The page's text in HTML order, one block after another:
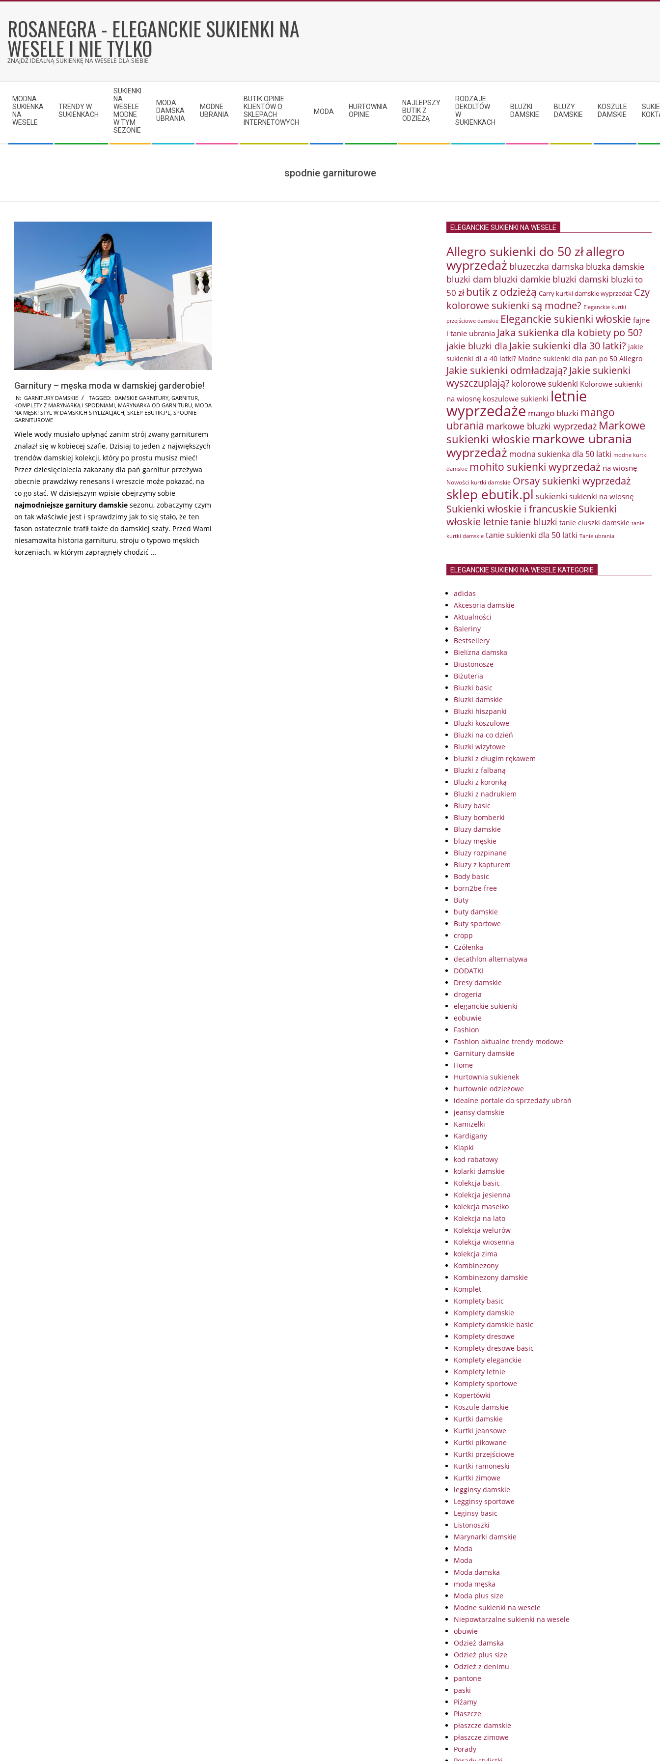
contentROSANEGRA - ELEGANCKIE SUKIENKI NA
WESELE I NIE TYLKO
ZNAJDŹ IDEALNĄ SUKIENKĘ NA WESELE DLA SIEBIE
Navigation
Menu
MODNA
SUKIENKA
NA
WESELE
TRENDY W
SUKIENKACH
SUKIENKI
NA
WESELE
MODNE
W TYM
SEZONIE
MODA
DAMSKA
UBRANIA
MODNE
UBRANIA
BUTIK OPINIE
KLIENTÓW O
SKLEPACH
INTERNETOWYCH
MODA
HURTOWNIA
OPINIE
NAJLEPSZY
BUTIK Z
ODZIEŻĄ
RODZAJE
DEKOLTÓW
W
SUKIENKACH
BLUZKI
DAMSKIE
BLUZY
DAMSKIE
KOSZULE
DAMSKIE
spodnie garniturowe
Garnitury – męska moda w damskiej garderobie!
2026-
05-
18
IN: GARNITURY DAMSKIE TAGGED: DAMSKIE GARNITURY, GARNITUR,
KOMPLETY Z MARYNARKĄ I SPODNIAMI, MARYNARKA OD GARNITURU, MODA
NA MĘSKI STYL W DAMSKICH STYLIZACJACH, SKLEP EBUTIK.PL, SPODNIE
GARNITUROWE
Wiele wody musiało upłynąć zanim strój zwany garniturem
znalazł się w kobiecej szafie. Dzisiaj to jeden z największych
trendów damskiej kolekcji, który po prostu musisz mieć!
Przez dziesięciolecia zakazany dla pań garnitur przeżywa
obecnie prawdziwy renesans i wreszcie może pokazać, na
co go stać. W dzisiejszym wpisie obejrzymy sobie
najmodniejsze garnitury damskie sezonu, zobaczymy czym
on tak właściwie jest i sprawdzimy jak to się stało, że ten
fason ostatecznie trafił także do damskiej szafy. Przed Wami
niesamowita historia garnituru, stroju o typowo męskich
korzeniach, w którym zapragnęły chodzić …
ELEGANCKIE SUKIENKI NA WESELE
Allegro sukienki do 50 złallegro
wyprzedaż bluzeczka damska bluzka damskie
bluzki dam bluzki damkie bluzki damski bluzki to
50 zł butik z odzieżą Carry kurtki damskie wyprzedaż Czy
kolorowe sukienki są modne? Eleganckie kurtki
przejściowe damskie Eleganckie sukienki włoskie fajne
i tanie ubrania Jaka sukienka dla kobiety po 50?
jakie bluzki dla Jakie sukienki dla 30 latki? jakie
sukienki dl a 40 latki? Modne sukienki dla pań po 50 Allegro
Jakie sukienki odmładzają? Jakie sukienki
wyszczuplają? kolorowe sukienki Kolorowe sukienki
na wiosnę koszulowe sukienki letnie
wyprzedaże mango bluzki mango
ubrania markowe bluzki wyprzedaż Markowe
sukienki włoskie markowe ubrania
wyprzedaż modna sukienka dla 50 latki modne kurtki
damskie mohito sukienki wyprzedaż na wiosnę
Nowości kurtki damskie Orsay sukienki wyprzedaż
sklep ebutik.pl sukienki sukienki na wiosnę
Sukienki włoskie i francuskieSukienki
włoskie letnietanie bluzki tanie ciuszki damskie tanie
kurtki damskie tanie sukienki dla 50 latki Tanie ubrania
ELEGANCKIE SUKIENKI NA WESELE KATEGORIE
adidas
Akcesoria damskie
Aktualności
Baleriny
Bestsellery
Bielizna damska
Biustonosze
Biżuteria
Bluzki basic
Bluzki damskie
Bluzki hiszpanki
Bluzki koszulowe
Bluzki na co dzień
Bluzki wizytowe
bluzki z długim rękawem
Bluzki z falbaną
Bluzki z koronką
Bluzki z nadrukiem
Bluzy basic
Bluzy bomberki
Bluzy damskie
bluzy męskie
Bluzy rozpinane
Bluzy z kapturem
Body basic
born2be free
Buty
buty damskie
Buty sportowe
cropp
Czółenka
decathlon alternatywa
DODATKI
Dresy damskie
drogeria
eleganckie sukienki
eobuwie
Fashion
Fashion aktualne trendy modowe
Garnitury damskie
Home
Hurtownia sukienek
hurtownie odzieżowe
idealne portale do sprzedaży ubrań
jeansy damskie
Kamizelki
Kardigany
Klapki
kod rabatowy
kolarki damskie
Kolekcja basic
Kolekcja jesienna
kolekcja masełko
Kolekcja na lato
Kolekcja welurów
Kolekcja wiosenna
kolekcja zima
Kombinezony
Kombinezony damskie
Komplet
Komplety basic
Komplety damskie
Komplety damskie basic
Komplety dresowe
Komplety dresowe basic
Komplety eleganckie
Komplety letnie
Komplety sportowe
Kopertówki
Koszule damskie
Kurtki damskie
Kurtki jeansowe
Kurtki pikowane
Kurtki przejściowe
Kurtki ramoneski
Kurtki zimowe
legginsy damskie
Legginsy sportowe
Leginsy basic
Listonoszki
Marynarki damskie
Moda
Moda
Moda damska
moda męska
Moda plus size
Modne sukienki na wesele
Niepowtarzalne sukienki na wesele
obuwie
Odzież damska
Odzież plus size
Odzież z denimu
pantone
paski
Piżamy
Płaszcze
płaszcze damskie
płaszcze zimowe
Porady